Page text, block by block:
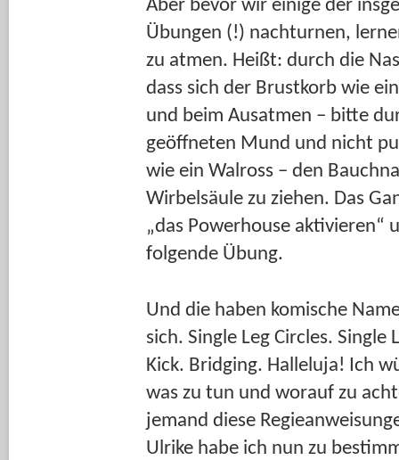
Aber bevor wir einige der
Übungen (!) nachturnen,
zu atmen. Heißt: durch die
dass sich der Brustkorb wie
und beim Ausatmen – bitte
geöffneten Mund und nicht
wie ein Walross – den
Wirbelsäule zu ziehen. Das
„das Powerhouse aktivieren“
folgende Übung.
Und die haben komische
sich. Single Leg Circles. Single
Kick. Bridging. Halleluja! Ich
was zu tun und worauf zu
jemand diese
Ulrike habe ich nun zu